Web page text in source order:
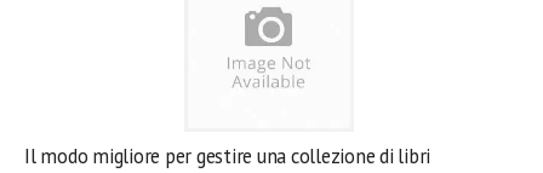
Il modo migliore per gestire una collezione di libri